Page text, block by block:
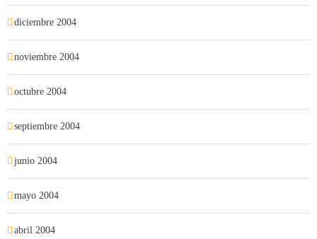
diciembre 2004
noviembre 2004
octubre 2004
septiembre 2004
junio 2004
mayo 2004
abril 2004